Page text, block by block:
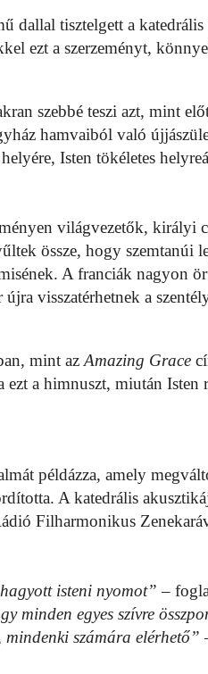
dallal tisztelgett a
ezt a szerzeményt,
szebbé teszi azt, mint
hamvaiból való
Isten tökéletes
világvezetők, királyi
össze, hogy szemtanúi
A franciák nagyon
visszatérhetnek a
mint az Amazing Grace
ezt a himnuszt, miután Isten
példázza, amely
A katedrális
Filharmonikus
isteni nyomot” –
minden egyes szívre
számára elérhető”